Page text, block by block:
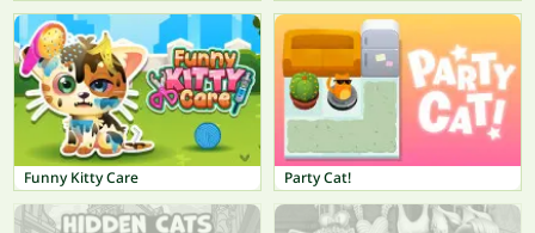
Funny Kitty Care Party Cat!